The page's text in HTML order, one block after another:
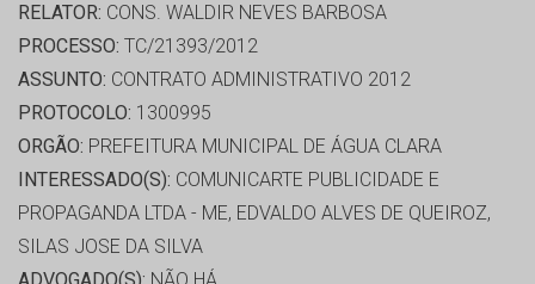
RELATOR: CONS. WALDIR NEVES BARBOSA
PROCESSO: TC/21393/2012
ASSUNTO: CONTRATO ADMINISTRATIVO 2012
PROTOCOLO: 1300995
ORGÃO: PREFEITURA MUNICIPAL DE ÁGUA CLARA
INTERESSADO(S): COMUNICARTE PUBLICIDADE E
PROPAGANDA LTDA - ME, EDVALDO ALVES DE QUEIROZ,
SILAS JOSE DA SILVA